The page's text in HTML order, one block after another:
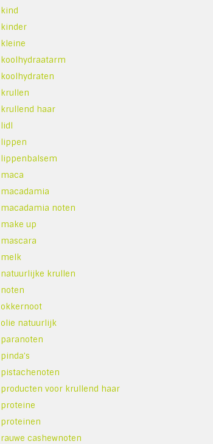
kind
kinder
kleine
koolhydraatarm
koolhydraten
krullen
krullend haar
lidl
lippen
lippenbalsem
maca
macadamia
macadamia noten
make up
mascara
melk
natuurlijke krullen
noten
okkernoot
olie natuurlijk
paranoten
pinda's
pistachenoten
producten voor krullend haar
proteine
proteinen
rauwe cashewnoten